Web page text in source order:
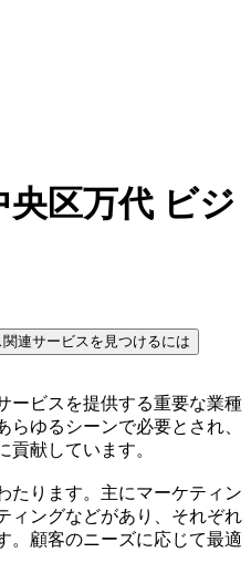
区万代 ビジ
連サービスを見つけるには
ービスを提供する重要な業種
ゆるシーンで必要とされ、
貢献しています。
たります。主にマーケティン
ィングなどがあり、それぞれ
。顧客のニーズに応じて最適